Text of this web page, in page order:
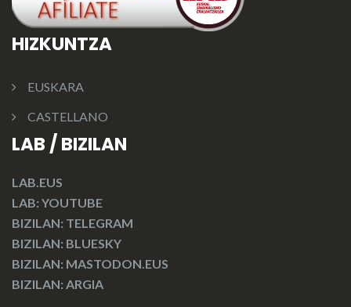
HIZKUNTZA
EUSKARA
CASTELLANO
LAB / BIZILAN
LAB.EUS
LAB: YOUTUBE
BIZILAN: TELEGRAM
BIZILAN: BLUESKY
BIZILAN: MASTODON.EUS
BIZILAN: ARGIA